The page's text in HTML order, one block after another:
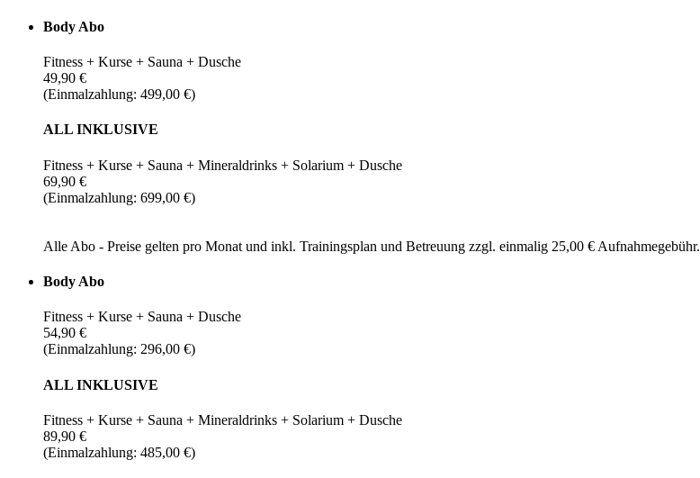
Body Abo
Fitness + Kurse + Sauna + Dusche
49,90 €
(Einmalzahlung: 499,00 €)
ALL INKLUSIVE
Fitness + Kurse + Sauna + Mineraldrinks + Solarium + Dusche
69,90 €
(Einmalzahlung: 699,00 €)
Alle Abo - Preise gelten pro Monat und inkl. Trainingsplan und Betreuung zzgl. einmalig 25,00 € Aufnahmegebühr.
Body Abo
Fitness + Kurse + Sauna + Dusche
54,90 €
(Einmalzahlung: 296,00 €)
ALL INKLUSIVE
Fitness + Kurse + Sauna + Mineraldrinks + Solarium + Dusche
89,90 €
(Einmalzahlung: 485,00 €)